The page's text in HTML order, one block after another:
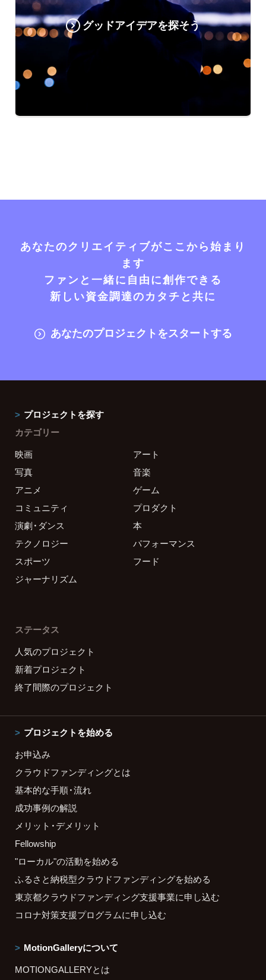
グッドアイデアを探そう
あなたのクリエイティブがここから始まり
ます
ファンと一緒に自由に創作できる
新しい資金調達のカタチと共に
あなたのプロジェクトをスタートする
プロジェクトを探す
カテゴリー
映画
アート
写真
音楽
アニメ
ゲーム
コミュニティ
プロダクト
演劇・ダンス
本
テクノロジー
パフォーマンス
スポーツ
フード
ジャーナリズム
ステータス
人気のプロジェクト
新着プロジェクト
終了間際のプロジェクト
プロジェクトを始める
お申込み
クラウドファンディングとは
基本的な手順・流れ
成功事例の解説
メリット・デメリット
Fellowship
"ローカル"の活動を始める
ふるさと納税型クラウドファンディングを始める
東京都クラウドファンディング支援事業に申し込む
コロナ対策支援プログラムに申し込む
MotionGalleryについて
MOTIONGALLERYとは